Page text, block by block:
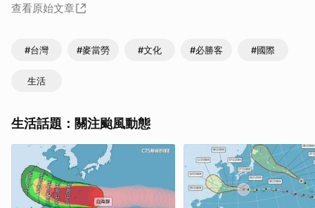
查看原始文章
#台灣 #麥當勞 #文化 #必勝客 #國際
生活
生活話題：關注颱風動態